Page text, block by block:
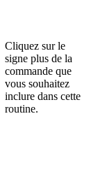
Cliquez sur le
signe plus de la
commande que
vous souhaitez
inclure dans cette
routine.